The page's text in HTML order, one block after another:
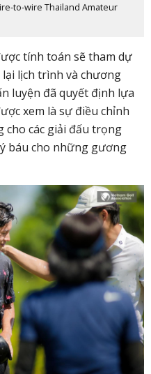
to-wire Thailand Amateur
tính toán sẽ tham dự
lịch trình và chương
luyện đã quyết định lựa
xem là sự điều chỉnh
cho các giải đấu trọng
báu cho những gương